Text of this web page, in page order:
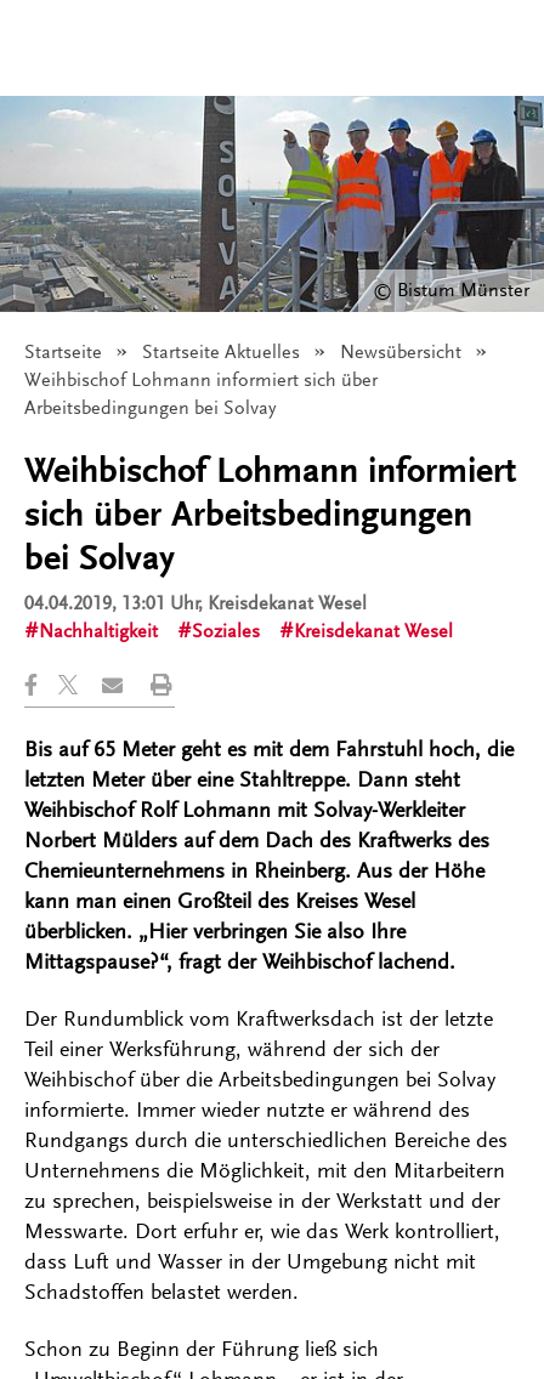
© Bistum Münster
Startseite Startseite Aktuelles
Newsübersicht
Angezeigt:
Weihbischof Lohmann informiert sich über
Arbeitsbedingungen bei Solvay
Weihbischof Lohmann informiert
sich über Arbeitsbedingungen
bei Solvay
04.04.2019, 13:01 Uhr, Kreisdekanat Wesel
Nachhaltigkeit
Soziales Kreisdekanat Wesel
Bis auf 65 Meter geht es mit dem Fahrstuhl hoch, die
letzten Meter über eine Stahltreppe. Dann steht
Weihbischof Rolf Lohmann mit Solvay-Werkleiter
Norbert Mülders auf dem Dach des Kraftwerks des
Chemieunternehmens in Rheinberg. Aus der Höhe
kann man einen Großteil des Kreises Wesel
überblicken. „Hier verbringen Sie also Ihre
Mittagspause?“, fragt der Weihbischof lachend.
Der Rundumblick vom Kraftwerksdach ist der letzte
Teil einer Werksführung, während der sich der
Weihbischof über die Arbeitsbedingungen bei Solvay
informierte. Immer wieder nutzte er während des
Rundgangs durch die unterschiedlichen Bereiche des
Unternehmens die Möglichkeit, mit den Mitarbeitern
zu sprechen, beispielsweise in der Werkstatt und der
Messwarte. Dort erfuhr er, wie das Werk kontrolliert,
dass Luft und Wasser in der Umgebung nicht mit
Schadstoffen belastet werden.
Schon zu Beginn der Führung ließ sich